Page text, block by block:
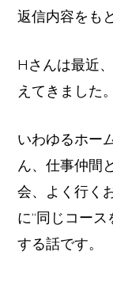
返信内容をも
Hさんは最近
えてきました。
いわゆるホー
ん、仕事仲間
会、よく行く
に“同じコー
する話です。